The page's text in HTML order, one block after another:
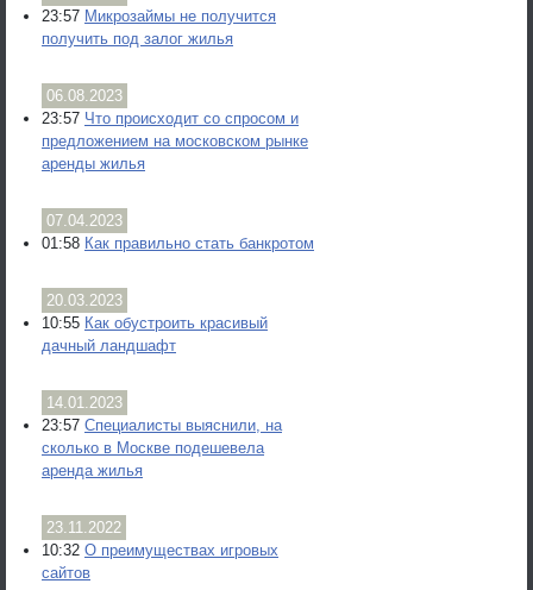
23:57 Микрозаймы не получится
получить под залог жилья
06.08.2023
23:57 Что происходит со спросом и
предложением на московском рынке
аренды жилья
07.04.2023
01:58 Как правильно стать банкротом
20.03.2023
10:55 Как обустроить красивый
дачный ландшафт
14.01.2023
23:57 Специалисты выяснили, на
сколько в Москве подешевела
аренда жилья
23.11.2022
10:32 О преимуществах игровых
сайтов